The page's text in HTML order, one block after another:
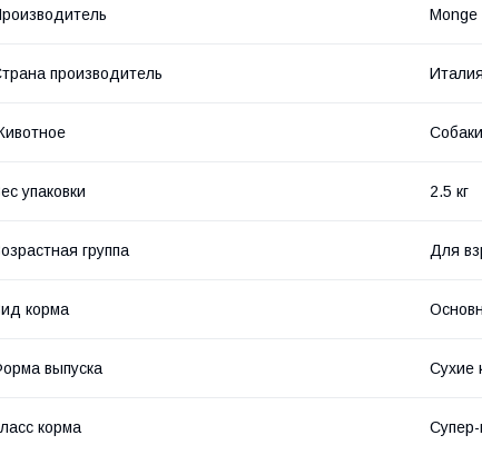
Monge
производитель Италия
Собаки
упаковки 2.5 кг
группа Для
корма
выпуска Сухие
корма